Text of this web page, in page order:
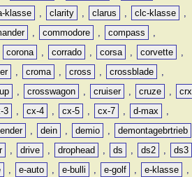
klasse , clarity , clarus , clc-klasse
,
, commodore , compass
,
corona , corrado , corsa , corvette
,
, croma , cross , crossblade
,
, crosswagon , cruiser , cruze ,
crx
3 , cx-4 , cx-5 , cx-7 , d-max
,
, dein , demio , demontagebrtrieb
, drive , drophead , ds , ds2 , ds3
, e-auto , e-bulli , e-golf , e-klasse
,